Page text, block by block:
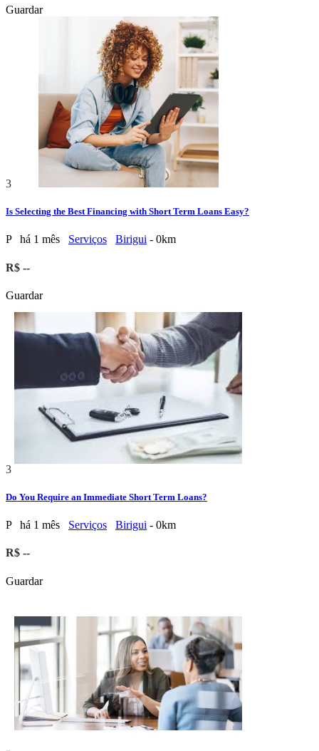
Guardar
3
Is Selecting the Best Financing with Short Term Loans Easy?
P há 1 mês Serviços Birigui - 0km
R$ --
Guardar
3
Do You Require an Immediate Short Term Loans?
P há 1 mês Serviços Birigui - 0km
R$ --
Guardar